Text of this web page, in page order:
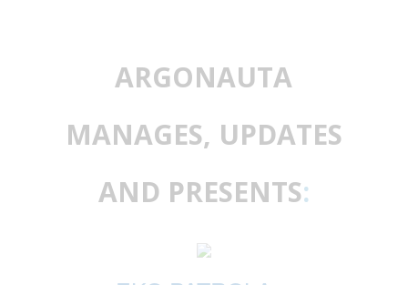
ARGONAUTA
MANAGES, UPDATES
AND PRESENTS: